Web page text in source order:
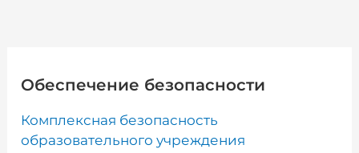
Обеспечение безопасности
Комплексная безопасность
образовательного учреждения